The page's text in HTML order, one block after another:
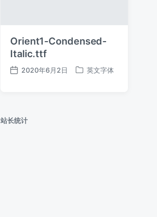
Orient1-Condensed-
Italic.ttf
发
2020年6月2日
发
英文字体
站长统计